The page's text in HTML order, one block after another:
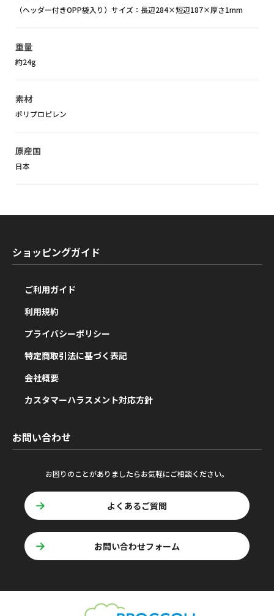
（ヘッダー付きOPP袋入り）サイズ：長辺284×短辺187×厚さ1mm
重量
約24g
素材
ポリプロピレン
原産国
日本
ショッピングガイド
ご利用ガイド
利用規約
プライバシーポリシー
特定商取引法に基づく表記
会社概要
カスタマーハラスメント対応方針
お問い合わせ
お困りのことがありましたらお気軽にご相談ください。
よくあるご質問
お問い合わせフォーム